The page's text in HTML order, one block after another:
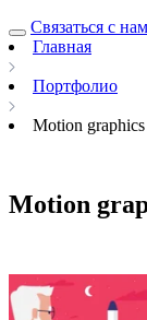
Связаться с
Главная
Портфолио
Motion
Motion